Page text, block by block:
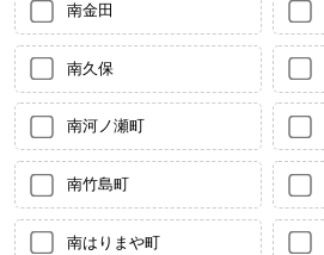
南金田
南久保
南河ノ瀬町
南竹島町
南はりまや町